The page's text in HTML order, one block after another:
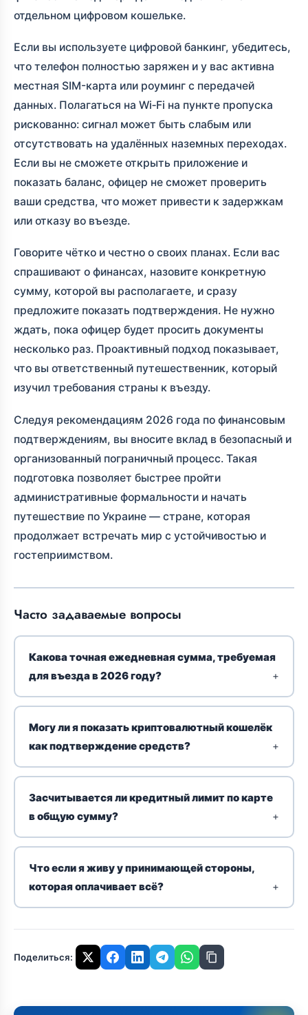
отдельном цифровом кошельке.
Если вы используете цифровой банкинг, убедитесь,
что телефон полностью заряжен и у вас активна
местная SIM-карта или роуминг с передачей
данных. Полагаться на Wi‑Fi на пункте пропуска
рискованно: сигнал может быть слабым или
отсутствовать на удалённых наземных переходах.
Если вы не сможете открыть приложение и
показать баланс, офицер не сможет проверить
ваши средства, что может привести к задержкам
или отказу во въезде.
Говорите чётко и честно о своих планах. Если вас
спрашивают о финансах, назовите конкретную
сумму, которой вы располагаете, и сразу
предложите показать подтверждения. Не нужно
ждать, пока офицер будет просить документы
несколько раз. Проактивный подход показывает,
что вы ответственный путешественник, который
изучил требования страны к въезду.
Следуя рекомендациям 2026 года по финансовым
подтверждениям, вы вносите вклад в безопасный и
организованный пограничный процесс. Такая
подготовка позволяет быстрее пройти
административные формальности и начать
путешествие по Украине — стране, которая
продолжает встречать мир с устойчивостью и
гостеприимством.
Часто задаваемые вопросы
Какова точная ежедневная сумма, требуемая
для въезда в 2026 году?
Могу ли я показать криптовалютный кошелёк
как подтверждение средств?
Засчитывается ли кредитный лимит по карте
в общую сумму?
Что если я живу у принимающей стороны,
которая оплачивает всё?
Поделиться: